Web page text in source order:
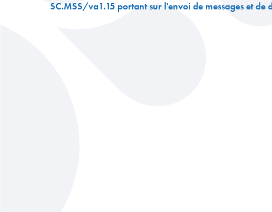
SC.MSS/va1.15 portant sur l'envoi de messages et de